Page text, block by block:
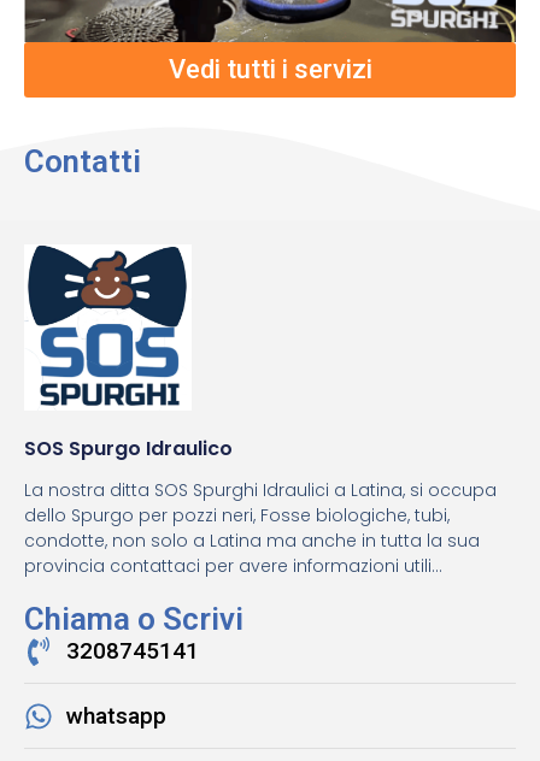
Vedi tutti i servizi
Contatti
SOS Spurgo Idraulico
La nostra ditta SOS Spurghi Idraulici a Latina, si occupa
dello Spurgo per pozzi neri, Fosse biologiche, tubi,
condotte, non solo a Latina ma anche in tutta la sua
provincia contattaci per avere informazioni utili...
Chiama o Scrivi
3208745141
whatsapp